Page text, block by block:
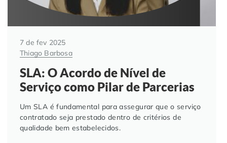
7 de fev 2025
Thiago Barbosa
SLA: O Acordo de Nível de
Serviço como Pilar de Parcerias
Um SLA é fundamental para assegurar que o serviço
contratado seja prestado dentro de critérios de
qualidade bem estabelecidos.